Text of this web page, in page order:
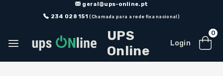
geral@ups-online.pt
234 028 151 (Chamada para a rede fixa nacional)
UPS
Online
Login
0